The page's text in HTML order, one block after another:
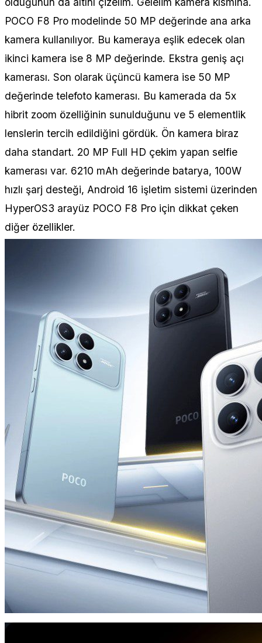
POCO F8 Pro modelinde 50 MP değerinde ana arka
kamera kullanılıyor. Bu kameraya eşlik edecek olan
ikinci kamera ise 8 MP değerinde. Ekstra geniş açı
kamerası. Son olarak üçüncü kamera ise 50 MP
değerinde telefoto kamerası. Bu kamerada da 5x
hibrit zoom özelliğinin sunulduğunu ve 5 elementlik
lenslerin tercih edildiğini gördük. Ön kamera biraz
daha standart. 20 MP Full HD çekim yapan selfie
kamerası var. 6210 mAh değerinde batarya, 100W
hızlı şarj desteği, Android 16 işletim sistemi üzerinden
HyperOS3 arayüz POCO F8 Pro için dikkat çeken
diğer özellikler.